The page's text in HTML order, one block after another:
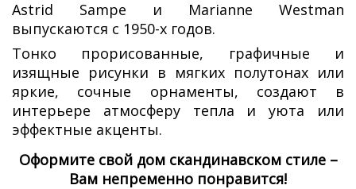
Astrid Sampe и Marianne Westman
выпускаются с 1950-х годов.
Тонко прорисованные, графичные и
изящные рисунки в мягких полутонах или
яркие, сочные орнаменты, создают в
интерьере атмосферу тепла и уюта или
эффектные акценты.
Оформите свой дом скандинавском стиле –
Вам непременно понравится!